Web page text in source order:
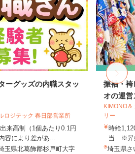
ーグッズの内職スタッ
ロジテック 春日部営業所
来高制（1個あたり0.1円
容により差があ...
玉県北葛飾郡杉戸町大字
振袖・袴
オの運営
KIMONO
リー
時給
当 ※昇
埼玉県さ